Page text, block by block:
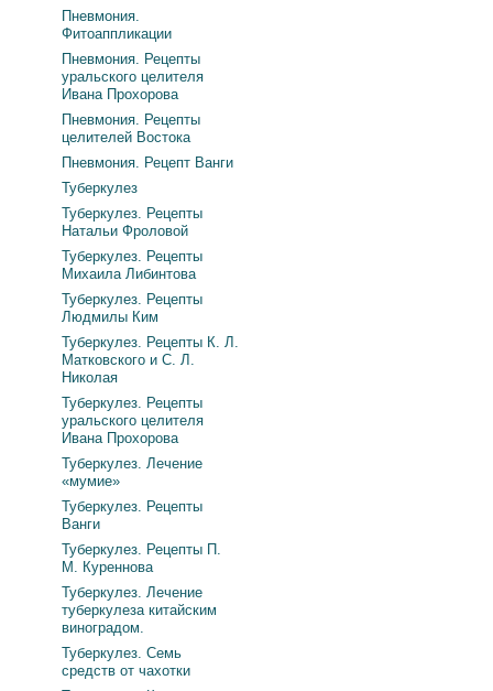
Пневмония.
Фитоаппликации
Пневмония. Рецепты
уральского целителя
Ивана Прохорова
Пневмония. Рецепты
целителей Востока
Пневмония. Рецепт Ванги
Туберкулез
Туберкулез. Рецепты
Натальи Фроловой
Туберкулез. Рецепты
Михаила Либинтова
Туберкулез. Рецепты
Людмилы Ким
Туберкулез. Рецепты К. Л.
Матковского и С. Л.
Николая
Туберкулез. Рецепты
уральского целителя
Ивана Прохорова
Туберкулез. Лечение
«мумие»
Туберкулез. Рецепты
Ванги
Туберкулез. Рецепты П.
М. Куреннова
Туберкулез. Лечение
туберкулеза китайским
виноградом.
Туберкулез. Семь
средств от чахотки